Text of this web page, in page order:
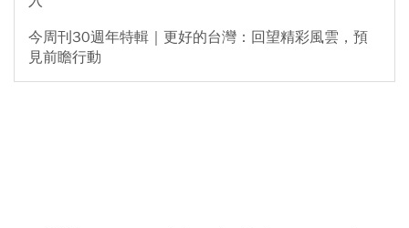
今周刊30週年特輯｜更好的台灣：回望精彩風雲，預
見前瞻行動